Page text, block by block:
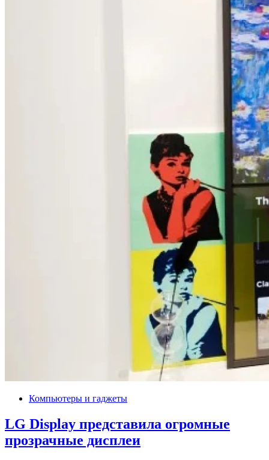
Компьютеры и гаджеты
LG Display представила огромные
прозрачные дисплеи